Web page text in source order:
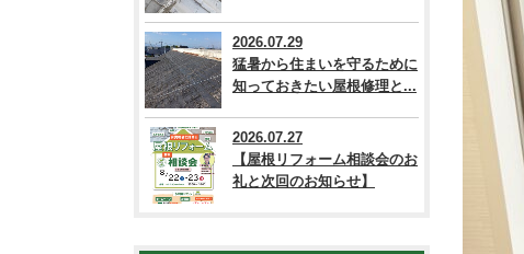
2026.07.29
猛暑から住まいを守るために
知っておきたい屋根修理と...
2026.07.27
【屋根リフォーム相談会のお
礼と次回のお知らせ】